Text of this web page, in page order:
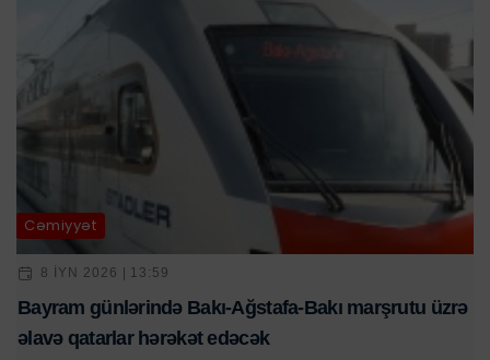
Cəmiyyət
8 IYN 2026 | 13:59
Bayram günlərində Bakı-Ağstafa-Bakı marşrutu üzrə
əlavə qatarlar hərəkət edəcək